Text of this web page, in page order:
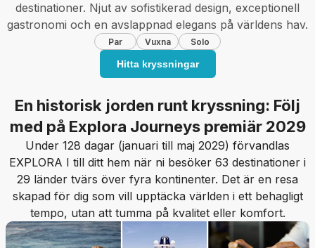
destinationer. Njut av sofistikerad design, exceptionell
gastronomi och en avslappnad elegans på världens hav.
Par Vuxna Solo
Hitta kryssningar
En historisk jorden runt kryssning: Följ
med på Explora Journeys premiär 2029
Under 128 dagar (januari till maj 2029) förvandlas
EXPLORA I till ditt hem när ni besöker 63 destinationer i
29 länder tvärs över fyra kontinenter. Det är en resa
skapad för dig som vill upptäcka världen i ett behagligt
tempo, utan att tumma på kvalitet eller komfort.